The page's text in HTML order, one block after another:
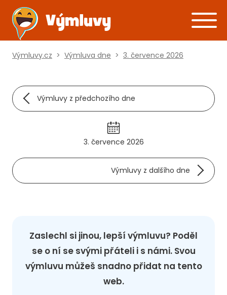
Výmluvy.cz > Výmluva dne > 3. července 2026
Výmluvy z předchozího dne
3. července 2026
Výmluvy z dalšího dne
Zaslechl si jinou, lepší výmluvu? Poděl
se o ní se svými přáteli i s námi. Svou
výmluvu můžeš snadno přidat na tento
web.